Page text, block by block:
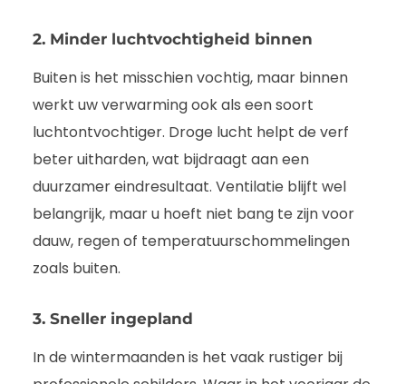
2. Minder luchtvochtigheid binnen
Buiten is het misschien vochtig, maar binnen
werkt uw verwarming ook als een soort
luchtontvochtiger. Droge lucht helpt de verf
beter uitharden, wat bijdraagt aan een
duurzamer eindresultaat. Ventilatie blijft wel
belangrijk, maar u hoeft niet bang te zijn voor
dauw, regen of temperatuurschommelingen
zoals buiten.
3. Sneller ingepland
In de wintermaanden is het vaak rustiger bij